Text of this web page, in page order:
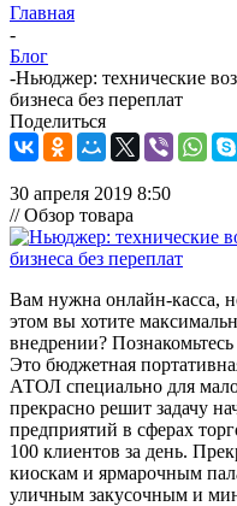
Главная
-
Блог
-Ньюджер: технические
бизнеса без переплат
Поделиться
30 апреля 2019 8:50
// Обзор товара
Вам нужна онлайн-касса,
этом вы хотите
внедрении?
Это бюджетная
АТОЛ специально для
прекрасно решит задачу
предприятий в сферах
100 клиентов за день.
киоскам и ярмарочным
уличным закусочным и